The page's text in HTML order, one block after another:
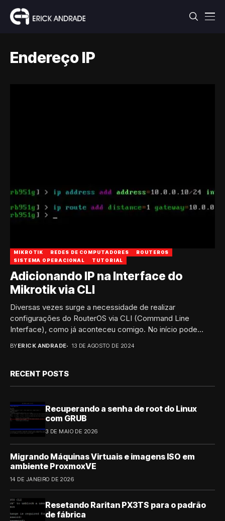
Endereço IP
MIKROTIK REDES DE COMPUTADORES
ROUTEROS
SISTEMA OPERACIONAL
TUTORIAL
Adicionando IP na Interface do
Mikrotik via CLI
Diversas vezes surge a necessidade de realizar
configurações do RouterOS via CLI (Command Line
Interface), como já aconteceu comigo. No início pode
BYERICK ANDRADE 13 DE AGOSTO DE 2024
RECENT POSTS
Recuperando a senha de root do Linux
com GRUB
3 DE MAIO DE 2026
Migrando Máquinas Virtuais e imagens ISO em
ambiente ProxmoxVE
14 DE JANEIRO DE 2026
Resetando Raritan PX3TS para o padrão
de fábrica